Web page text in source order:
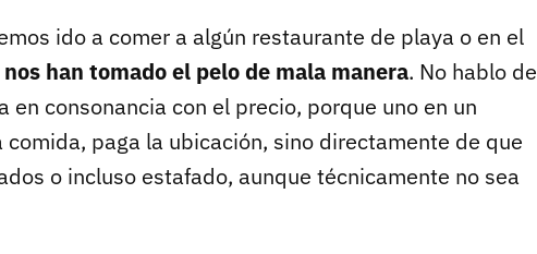
ido a comer a algún restaurante de playa o en el
nos han tomado el pelo de mala manera. No hablo de
en consonancia con el precio, porque uno en un
paga la ubicación, sino directamente de que
o incluso estafado, aunque técnicamente no sea